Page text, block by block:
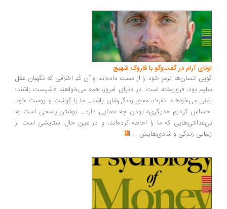
آرام در گفت‌وگو با فاروک شهیچ‭
انسان‌ها ترمزِ خود را از دست داده‌اند و آن کُدِ اخلاقی که نگهبان عقل
بود، فروریخته است. در دنیای امروز، همه می‌خواهند فاشیست باشند؛
می‌خواهند نفرت، محورِ زندگی‌شان باشد... ما با گوشت و پوست خود
کردیم «دیگری» بودن چه معنایی دارد... نوشتن پاسخی است به
که ما را احاطه کرده‌اند، و در عین حال، ستایشی است از
زندگی و شادی‌هایش...